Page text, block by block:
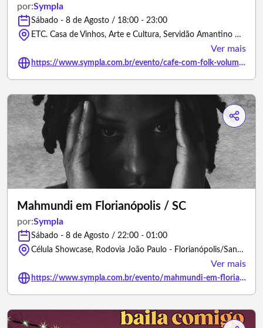
por:Sympla
Sábado - 8 de Agosto / 18:00 - 23:00
ETC. Casa de Vinhos, Arte e Cultura, Servidão Amantino Cameu - Florianópolis/Santa Catarina
Ver mais
https://www.sympla.com.br/evento/cafe-com-folk-volume-7/3489981
Mahmundi em Florianópolis / SC
por:Sympla
Sábado - 8 de Agosto / 22:00 - 01:00
Célula Showcase, Rodovia João Paulo - Florianópolis/Santa Catarina
Ver mais
https://www.sympla.com.br/evento/mahmundi-em-florianopolis-sc/3489552